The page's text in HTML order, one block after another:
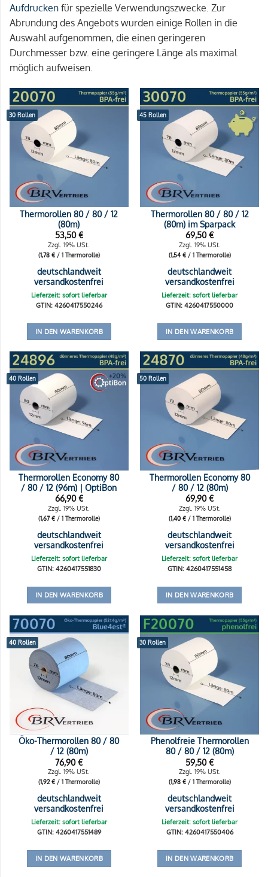
Aufdrucken für spezielle Verwendungszwecke. Zur
Abrundung des Angebots wurden einige Rollen in die
Auswahl aufgenommen, die einen geringeren
Durchmesser bzw. eine geringere Länge als maximal
möglich aufweisen.
30 Rollen
Thermorollen 80 / 80 / 12
(80m)
53,50€
Zzgl. 19% USt.
(1,78 €/ 1 Thermorolle)
deutschlandweit
versandkostenfrei
Lieferzeit: sofort lieferbar
GTIN: 4260417550246
IN DEN WARENKORB
45 Rollen
Thermorollen 80 / 80 / 12
(80m) im Sparpack
69,50€
Zzgl. 19% USt.
(1,54 €/ 1 Thermorolle)
deutschlandweit
versandkostenfrei
Lieferzeit: sofort lieferbar
GTIN: 4260417550000
IN DEN WARENKORB
40 Rollen
Thermorollen Economy 80
/ 80 / 12 (96m) | OptiBon
66,90€
Zzgl. 19% USt.
(1,67€/ 1 Thermorolle)
deutschlandweit
versandkostenfrei
Lieferzeit: sofort lieferbar
GTIN: 4260417551830
IN DEN WARENKORB
50 Rollen
Thermorollen Economy 80
/ 80 / 12 (80m)
69,90€
Zzgl. 19% USt.
(1,40 €/ 1 Thermorolle)
deutschlandweit
versandkostenfrei
Lieferzeit: sofort lieferbar
GTIN: 4260417551458
IN DEN WARENKORB
40 Rollen
Öko-Thermorollen 80 / 80
/ 12 (80m)
76,90€
Zzgl. 19% USt.
(1,92€/ 1 Thermorolle)
deutschlandweit
versandkostenfrei
Lieferzeit: sofort lieferbar
GTIN: 4260417551489
IN DEN WARENKORB
30 Rollen
Phenolfreie Thermorollen
80 / 80 / 12 (80m)
59,50€
Zzgl. 19% USt.
(1,98 €/ 1 Thermorolle)
deutschlandweit
versandkostenfrei
Lieferzeit: sofort lieferbar
GTIN: 4260417550406
IN DEN WARENKORB